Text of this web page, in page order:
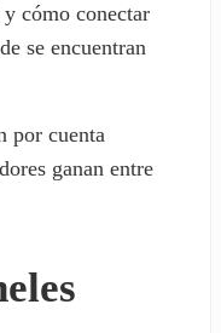
cómo conectar
se encuentran
por cuenta
ganan entre